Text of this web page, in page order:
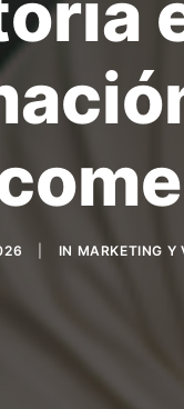
IN MARKETING Y